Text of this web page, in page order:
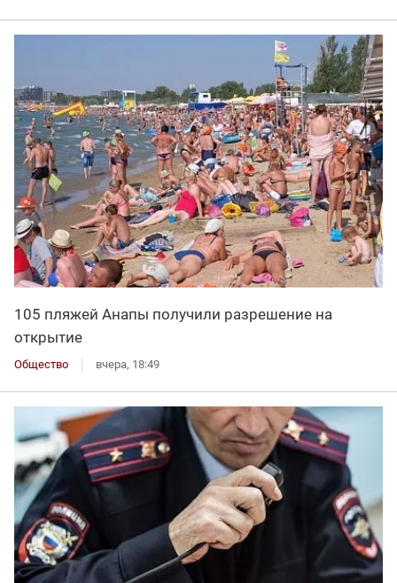
105 пляжей Анапы получили разрешение на
открытие
Общество вчера, 18:49